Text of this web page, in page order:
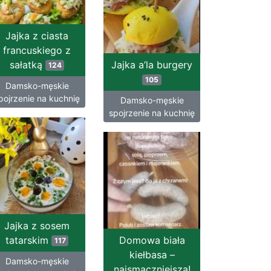
Jajka z ciasta
francuskiego z
sałatką
124
Damsko-męskie
na kuchnię
Jajka a’la burgery
105
Damsko-męskie
spojrzenie na kuchnię
Jajka z sosem
tatarskim
117
Damsko-męskie
Domowa biała
kiełbasa –